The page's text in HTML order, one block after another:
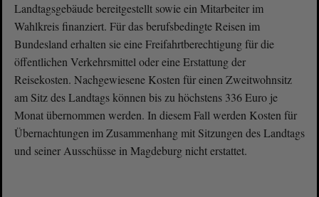
Landtagsgebäude bereitgestellt sowie ein Mitarbeiter im
Wahlkreis finanziert. Für das berufsbedingte Reisen im
Bundesland erhalten sie eine Freifahrtberechtigung für die
öffentlichen Verkehrsmittel oder eine Erstattung der
Reisekosten. Nachgewiesene Kosten für einen Zweitwohnsitz
am Sitz des Landtags können bis zu höchstens 336 Euro je
Monat übernommen werden. In diesem Fall werden Kosten für
Übernachtungen im Zusammenhang mit Sitzungen des Landtags
und seiner Ausschüsse in Magdeburg nicht erstattet.